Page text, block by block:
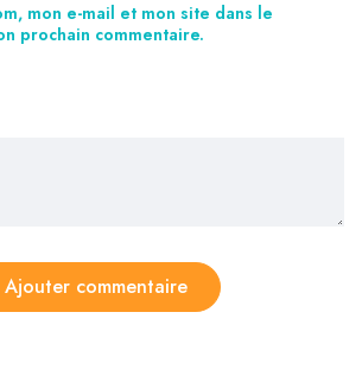
mon e-mail et mon site dans le
prochain commentaire.